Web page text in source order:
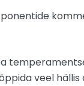
veel hällis